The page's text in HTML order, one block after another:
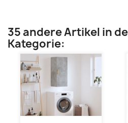
35 andere Artikel in
Kategorie: